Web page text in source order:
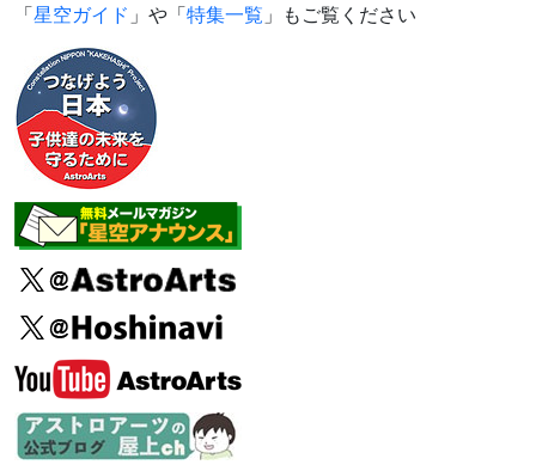
「星空ガイド 」や「特集一覧 」もご覧ください